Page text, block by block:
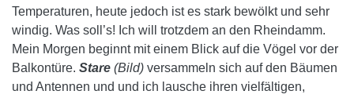
Temperaturen, heute jedoch ist es stark bewölkt und sehr
windig. Was soll’s! Ich will trotzdem an den Rheindamm.
Mein Morgen beginnt mit einem Blick auf die Vögel vor der
Balkontüre. Stare (Bild) versammeln sich auf den Bäumen
und Antennen und und ich lausche ihren vielfältigen,